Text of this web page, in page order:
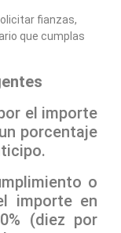
fianzas,
que cumplas
el importe
porcentaje
o
importe en
(diez por